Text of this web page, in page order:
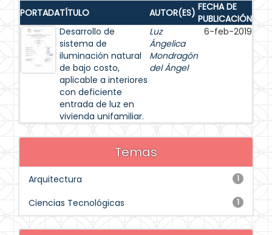
PORTADATÍTULO AUTOR(ES) FECHA DE
PUBLICACIÓN
Desarrollo de
sistema de
iluminación natural
de bajo costo,
aplicable a interiores
con deficiente
entrada de luz en
vivienda unifamiliar.
Luz
Ángelica
Mondragón
del Ángel
6-feb-2019
Temas
1
Arquitectura
1
Ciencias Tecnológicas